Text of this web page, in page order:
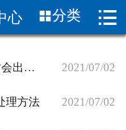
 首页
产品展示
心 分类 
321不锈钢板在进行加工时会出现的错误 2021/07/02
理方法 2021/07/02